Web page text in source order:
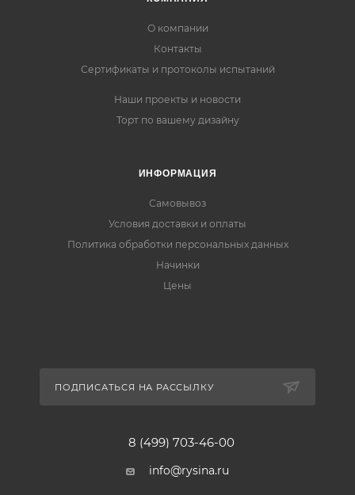
О компании
Контакты
Сертификаты и протоколы испытаний
Наши проекты и новости
Торт по вашему дизайну
ИНФОРМАЦИЯ
Самовывоз
Условия доставки и оплаты
Политика обработки персональных данных
Начинки
Цены
ПОДПИСАТЬСЯ НА РАССЫЛКУ
8 (499) 703-46-00
info@rysina.ru